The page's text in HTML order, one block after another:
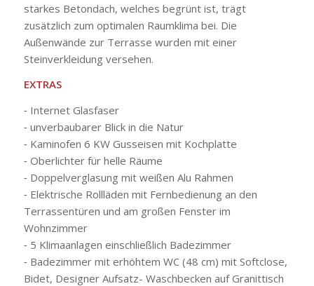
starkes Betondach, welches begrünt ist, trägt
zusätzlich zum optimalen Raumklima bei. Die
Außenwände zur Terrasse wurden mit einer
Steinverkleidung versehen.
EXTRAS
⁃ Internet Glasfaser
⁃ unverbaubarer Blick in die Natur
⁃ Kaminofen 6 KW Gusseisen mit Kochplatte
⁃ Oberlichter für helle Räume
⁃ Doppelverglasung mit weißen Alu Rahmen
⁃ Elektrische Rollläden mit Fernbedienung an den
Terrassentüren und am großen Fenster im
Wohnzimmer
⁃ 5 Klimaanlagen einschließlich Badezimmer
⁃ Badezimmer mit erhöhtem WC (48 cm) mit Softclose,
Bidet, Designer Aufsatz- Waschbecken auf Granittisch